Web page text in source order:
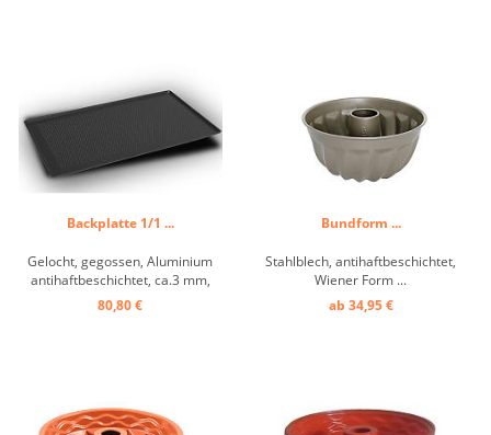
Backplatte 1/1 ...
Gelocht, gegossen, Aluminium
antihaftbeschichtet, ca.3 mm,
leicht gekantet ...
80,80 €
Bundform ...
Stahlblech, antihaftbeschichtet,
Wiener Form ...
ab 34,95 €